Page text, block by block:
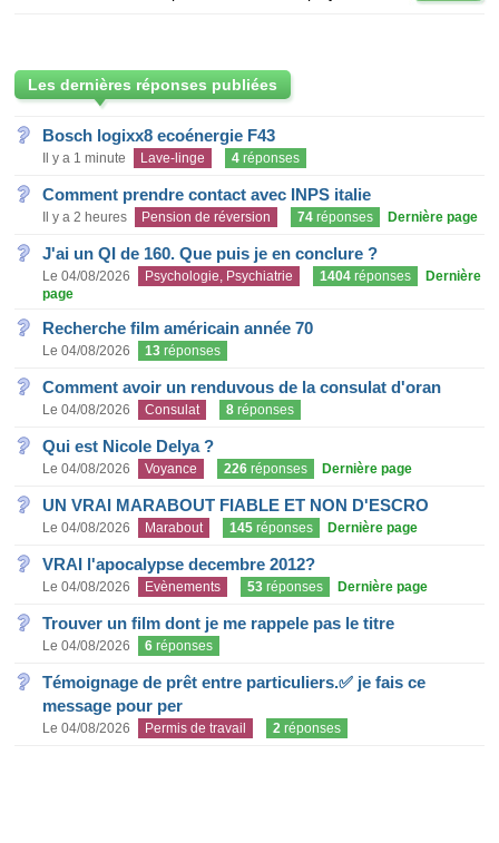
Les dernières réponses publiées
Bosch logixx8 ecoénergie F43
Il y a 1 minute Lave-linge 4 réponses
Comment prendre contact avec INPS italie
Il y a 2 heures Pension de réversion 74 réponses Dernière page
J'ai un QI de 160. Que puis je en conclure ?
Le 04/08/2026 Psychologie, Psychiatrie 1404 réponses
Dernière
page
Recherche film américain année 70
Le 04/08/2026 13 réponses
Comment avoir un renduvous de la consulat d'oran
Le 04/08/2026 Consulat 8 réponses
Qui est Nicole Delya ?
Le 04/08/2026 Voyance 226 réponses Dernière page
UN VRAI MARABOUT FIABLE ET NON D'ESCRO
Le 04/08/2026 Marabout 145 réponses Dernière page
VRAI l'apocalypse decembre 2012?
Le 04/08/2026 Evènements 53 réponses Dernière page
Trouver un film dont je me rappele pas le titre
Le 04/08/2026 6 réponses
Témoignage de prêt entre particuliers.✅ je fais ce
message pour per
Le 04/08/2026 Permis de travail 2 réponses